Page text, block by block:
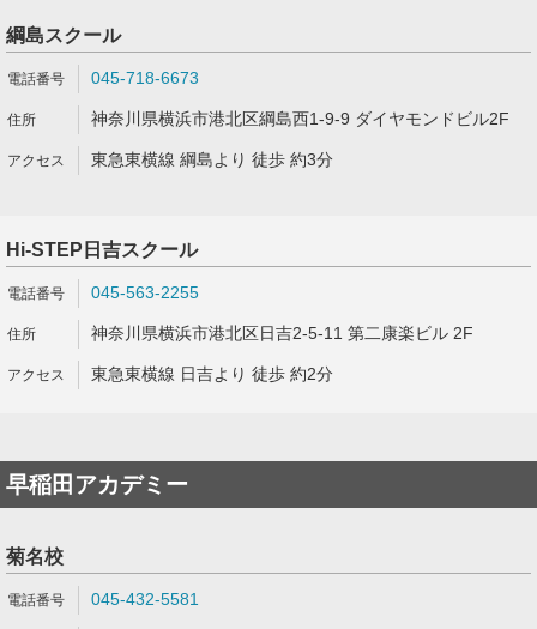
綱島スクール
045-718-6673
神奈川県横浜市港北区綱島西1-9-9 ダイヤモンドビル2F
東急東横線 綱島より 徒歩 約3分
Hi-STEP日吉スクール
045-563-2255
神奈川県横浜市港北区日吉2-5-11 第二康楽ビル 2F
東急東横線 日吉より 徒歩 約2分
早稲田アカデミー
菊名校
045-432-5581